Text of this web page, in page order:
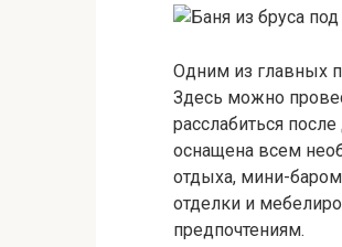
Одним из главных
Здесь можно
расслабиться
оснащена всем
отдыха, мини-
отделки и
предпочтениям.